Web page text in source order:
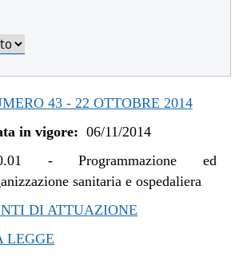
al 04/01/2018
al 09/08/2017
al 12/08/2016
al 12/01/2016
al 06/01/2015
al 31/12/2014
43 - 22 OTTOBRE 2014
in vigore: 06/11/2014
-Programmazione ed
sanitaria e ospedaliera
DI ATTUAZIONE
LEGGE